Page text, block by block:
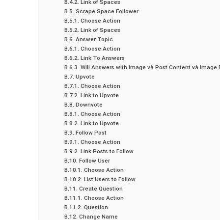
B.4.2. Link of Spaces
B.5. Scrape Space Follower
B.5.1. Choose Action
B.5.2. Link of Spaces
B.6. Answer Topic
B.6.1. Choose Action
B.6.2. Link To Answers
B.6.3. Will Answers with Image và Post Content và Image
B.7. Upvote
B.7.1. Choose Action
B.7.2. Link to Upvote
B.8. Downvote
B.8.1. Choose Action
B.8.2. Link to Upvote
B.9. Follow Post
B.9.1. Choose Action
B.9.2. Link Posts to Follow
B.10. Follow User
B.10.1. Choose Action
B.10.2. List Users to Follow
B.11. Create Question
B.11.1. Choose Action
B.11.2. Question
B.12. Change Name